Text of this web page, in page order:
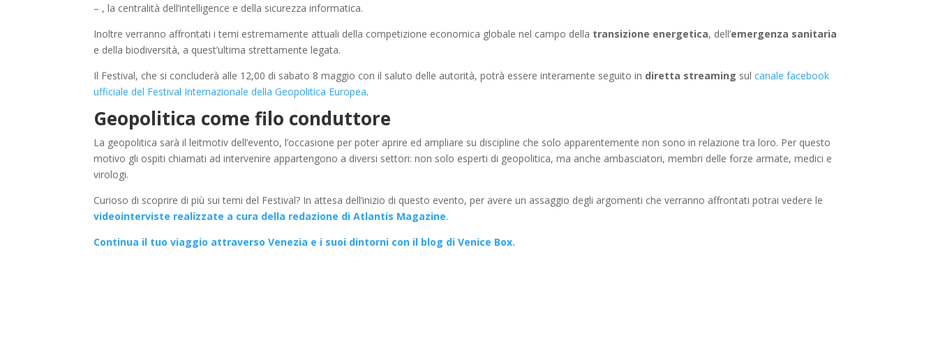
– , la centralità dell’intelligence e della sicurezza informatica.
Inoltre verranno affrontati i temi estremamente attuali della competizione economica globale nel campo della transizione energetica, dell’emergenza sanitaria
e della biodiversità, a quest’ultima strettamente legata.
Il Festival, che si concluderà alle 12,00 di sabato 8 maggio con il saluto delle autorità, potrà essere interamente seguito in diretta streaming sulcanale facebook
ufficiale del Festival Internazionale della Geopolitica Europea.
Geopolitica come filo conduttore
La geopolitica sarà il leitmotiv dell’evento, l’occasione per poter aprire ed ampliare su discipline che solo apparentemente non sono in relazione tra loro. Per questo
motivo gli ospiti chiamati ad intervenire appartengono a diversi settori: non solo esperti di geopolitica, ma anche ambasciatori, membri delle forze armate, medici e
virologi.
Curioso di scoprire di più sui temi del Festival? In attesa dell’inizio di questo evento, per avere un assaggio degli argomenti che verranno affrontati potrai vedere le
videointerviste realizzate a cura della redazione di Atlantis Magazine.
Continua il tuo viaggio attraverso Venezia e i suoi dintorni con il blog di Venice Box.